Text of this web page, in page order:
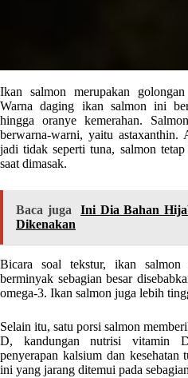
Ikan salmon merupakan
Warna daging ikan salmon ini
hingga oranye kemerahan.
berwarna-warni, yaitu astaxanthin.
jadi tidak seperti tuna, salmon
saat dimasak.
Baca juga
Ini Dia Bahan
Dikenakan
Bicara soal tekstur, ikan salmon
berminyak sebagian besar
omega-3. Ikan salmon juga lebih
Selain itu, satu porsi salmon
D, kandungan nutrisi vitamin
penyerapan kalsium dan kesehatan
ini yang jarang ditemui pada